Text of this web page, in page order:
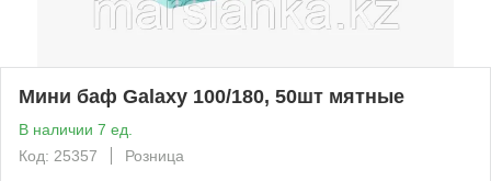
Мини баф Galaxy 100/180, 50шт мятные
В наличии 7 ед.
Код: 25357
Розница